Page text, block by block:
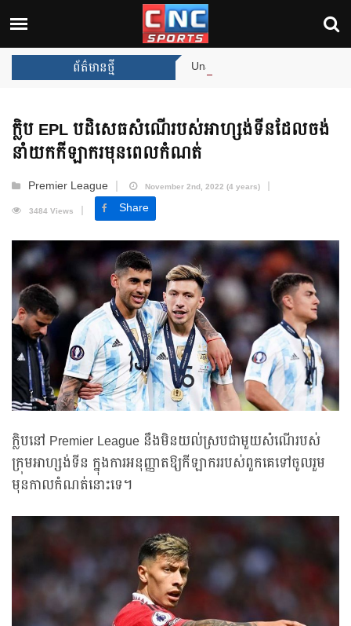
ព័ត៌មានថ្មី Unai Emery សន្យាថានឹងឈ្នះពានរង្វ
ក្លិប EPL បដិសេធសំណើរបស់អាហ្សង់ទីនដែលចង់
នាំយកកីឡាករមុនពេលកំណត់
Premier League
November 2nd, 2022 (4 years)
3484 Views
Share
ក្លិបនៅ Premier League នឹងមិនយល់ស្របជាមួយសំណើរបស់
ក្រុមអាហ្សង់ទីន ក្នុងការអនុញ្ញាតឱ្យកីឡាកររបស់ពួកគេទៅចូលរួម
មុនកាលកំណត់នោះទេ។